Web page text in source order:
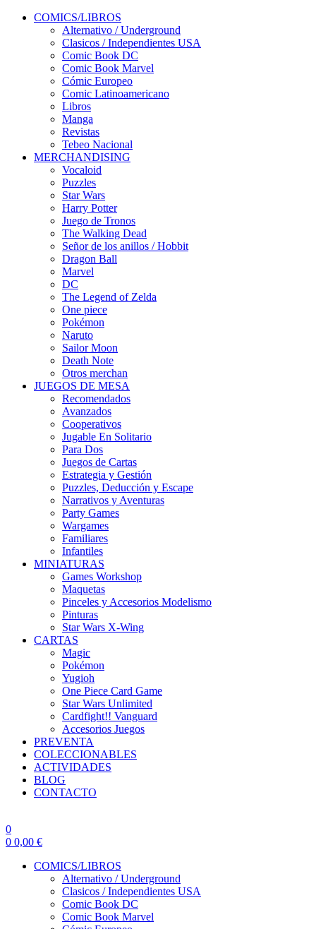
COMICS/LIBROS
Alternativo / Underground
Clasicos / Independientes USA
Comic Book DC
Comic Book Marvel
Cómic Europeo
Comic Latinoamericano
Libros
Manga
Revistas
Tebeo Nacional
MERCHANDISING
Vocaloid
Puzzles
Star Wars
Harry Potter
Juego de Tronos
The Walking Dead
Señor de los anillos / Hobbit
Dragon Ball
Marvel
DC
The Legend of Zelda
One piece
Pokémon
Naruto
Sailor Moon
Death Note
Otros merchan
JUEGOS DE MESA
Recomendados
Avanzados
Cooperativos
Jugable En Solitario
Para Dos
Juegos de Cartas
Estrategia y Gestión
Puzzles, Deducción y Escape
Narrativos y Aventuras
Party Games
Wargames
Familiares
Infantiles
MINIATURAS
Games Workshop
Maquetas
Pinceles y Accesorios Modelismo
Pinturas
Star Wars X-Wing
CARTAS
Magic
Pokémon
Yugioh
One Piece Card Game
Star Wars Unlimited
Cardfight!! Vanguard
Accesorios Juegos
PREVENTA
COLECCIONABLES
ACTIVIDADES
BLOG
CONTACTO
0
0 0,00 €
COMICS/LIBROS
Alternativo / Underground
Clasicos / Independientes USA
Comic Book DC
Comic Book Marvel